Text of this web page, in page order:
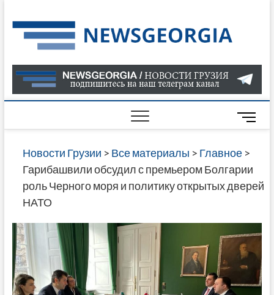
to
content
О
В
ГРУЗИИ
САЙТЕ
M
e
n
u
B
o
n
Новости Грузии > Все материалы > Главное>
Гарибашвили обсудил с премьером Болгарии
роль Черного моря и политику открытых дверей
НАТО